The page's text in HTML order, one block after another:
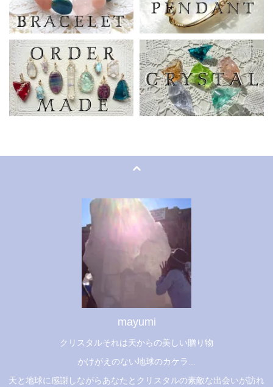
mayumi
クリスタルそれは天からの美しい贈り物
かけがえのない地球のカケラ...
天と地球に感謝しながらあなたとクリスタルの素敵な出会いが訪れ